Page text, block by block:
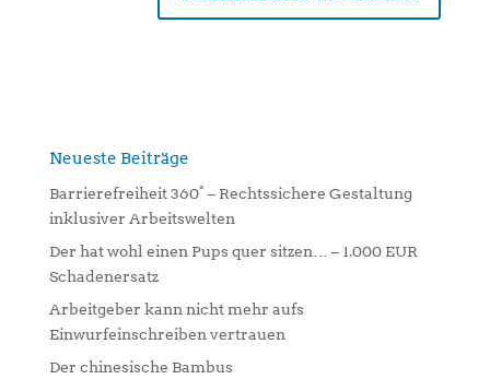
n
v
e
:
Neueste Beiträge
Barrierefreiheit 360° – Rechtssichere Gestaltung
inklusiver Arbeitswelten
Der hat wohl einen Pups quer sitzen… – 1.000 EUR
Schadenersatz
Arbeitgeber kann nicht mehr aufs
Einwurfeinschreiben vertrauen
Der chinesische Bambus